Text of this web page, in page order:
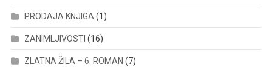
PRODAJA KNJIGA (1)
ZANIMLJIVOSTI (16)
ZLATNA ŽILA – 6. ROMAN (7)